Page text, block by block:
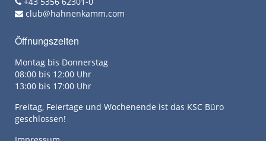
club@hahnenkamm.com
Öffnungszeiten
Montag bis Donnerstag
08:00 bis 12:00 Uhr
13:00 bis 17:00 Uhr
Freitag, Feiertage und Wochenende ist das KSC Büro
geschlossen!